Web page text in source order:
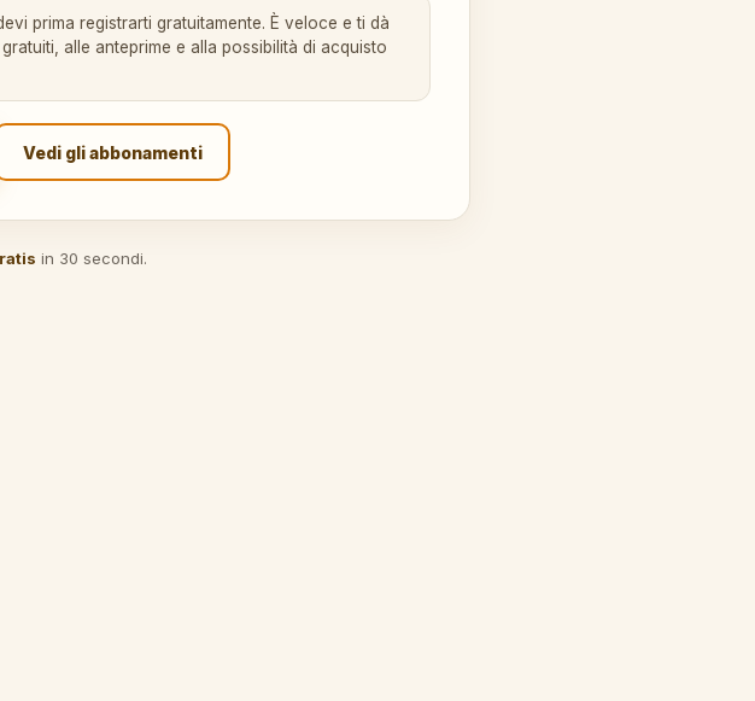
prima registrarti gratuitamente. È veloce e ti dà
alle anteprime e alla possibilità di acquisto
Vedi gli abbonamenti
in 30 secondi.